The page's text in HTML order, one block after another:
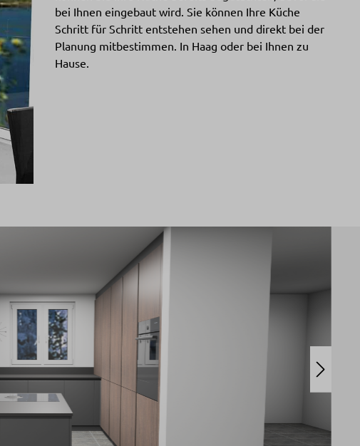
bei Ihnen eingebaut wird. Sie können Ihre Küche
Schritt für Schritt entstehen sehen und direkt bei der
Planung mitbestimmen. In Haag oder bei Ihnen zu
Hause.